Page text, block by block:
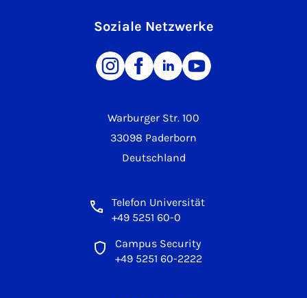
Warburger Str. 100
33098 Paderborn
Deutschland
Telefon Universität
+49 5251 60-0
Campus Security
+49 5251 60-2222
Soziale Netzwerke